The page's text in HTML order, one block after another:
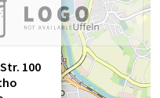
100